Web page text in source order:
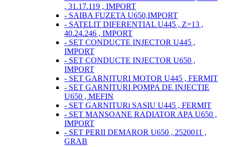
, 31.17.119 , IMPORT
- SAIBA FUZETA U650,IMPORT
- SATELIT DIFERENTIAL U445 , Z=13 ,
40.24.246 , IMPORT
- SET CONDUCTE INJECTOR U445 ,
IMPORT
- SET CONDUCTE INJECTOR U650 ,
IMPORT
- SET GARNITURI MOTOR U445 , FERMIT
- SET GARNITURI POMPA DE INJECTIE
U650 , MEFIN
- SET GARNITURi SASIU U445 , FERMIT
- SET MANSOANE RADIATOR APA U650 ,
IMPORT
- SET PERII DEMAROR U650 , 2520011 ,
GRAB